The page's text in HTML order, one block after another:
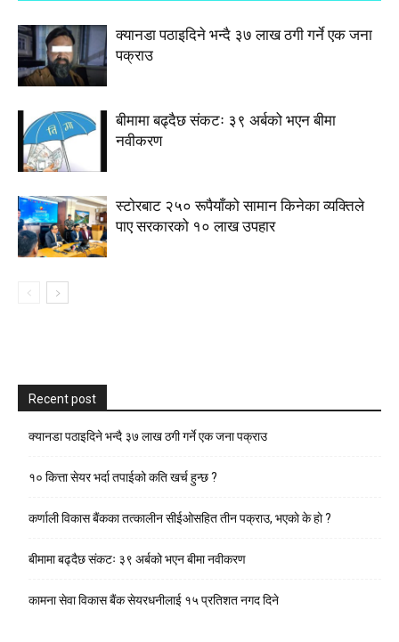
क्यानडा पठाइदिने भन्दै ३७ लाख ठगी गर्ने एक जना
पक्राउ
बीमामा बढ्दैछ संकटः ३९ अर्बको भएन बीमा
नवीकरण
स्टाेरबाट २५० रूपैयाँको सामान किनेका व्यक्तिले
पाए सरकारको १० लाख उपहार
Recent post
क्यानडा पठाइदिने भन्दै ३७ लाख ठगी गर्ने एक जना पक्राउ
१० कित्ता सेयर भर्दा तपाईको कति खर्च हुन्छ ?
कर्णाली विकास बैंकका तत्कालीन सीईओसहित तीन पक्राउ, भएकाे के हाे ?
बीमामा बढ्दैछ संकटः ३९ अर्बको भएन बीमा नवीकरण
कामना सेवा विकास बैंक सेयरधनीलाई १५ प्रतिशत नगद दिने